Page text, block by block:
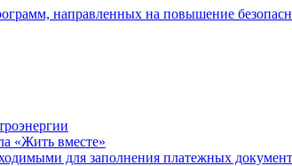
направленных на повышение
«Жить вместе»
для заполнения платежных